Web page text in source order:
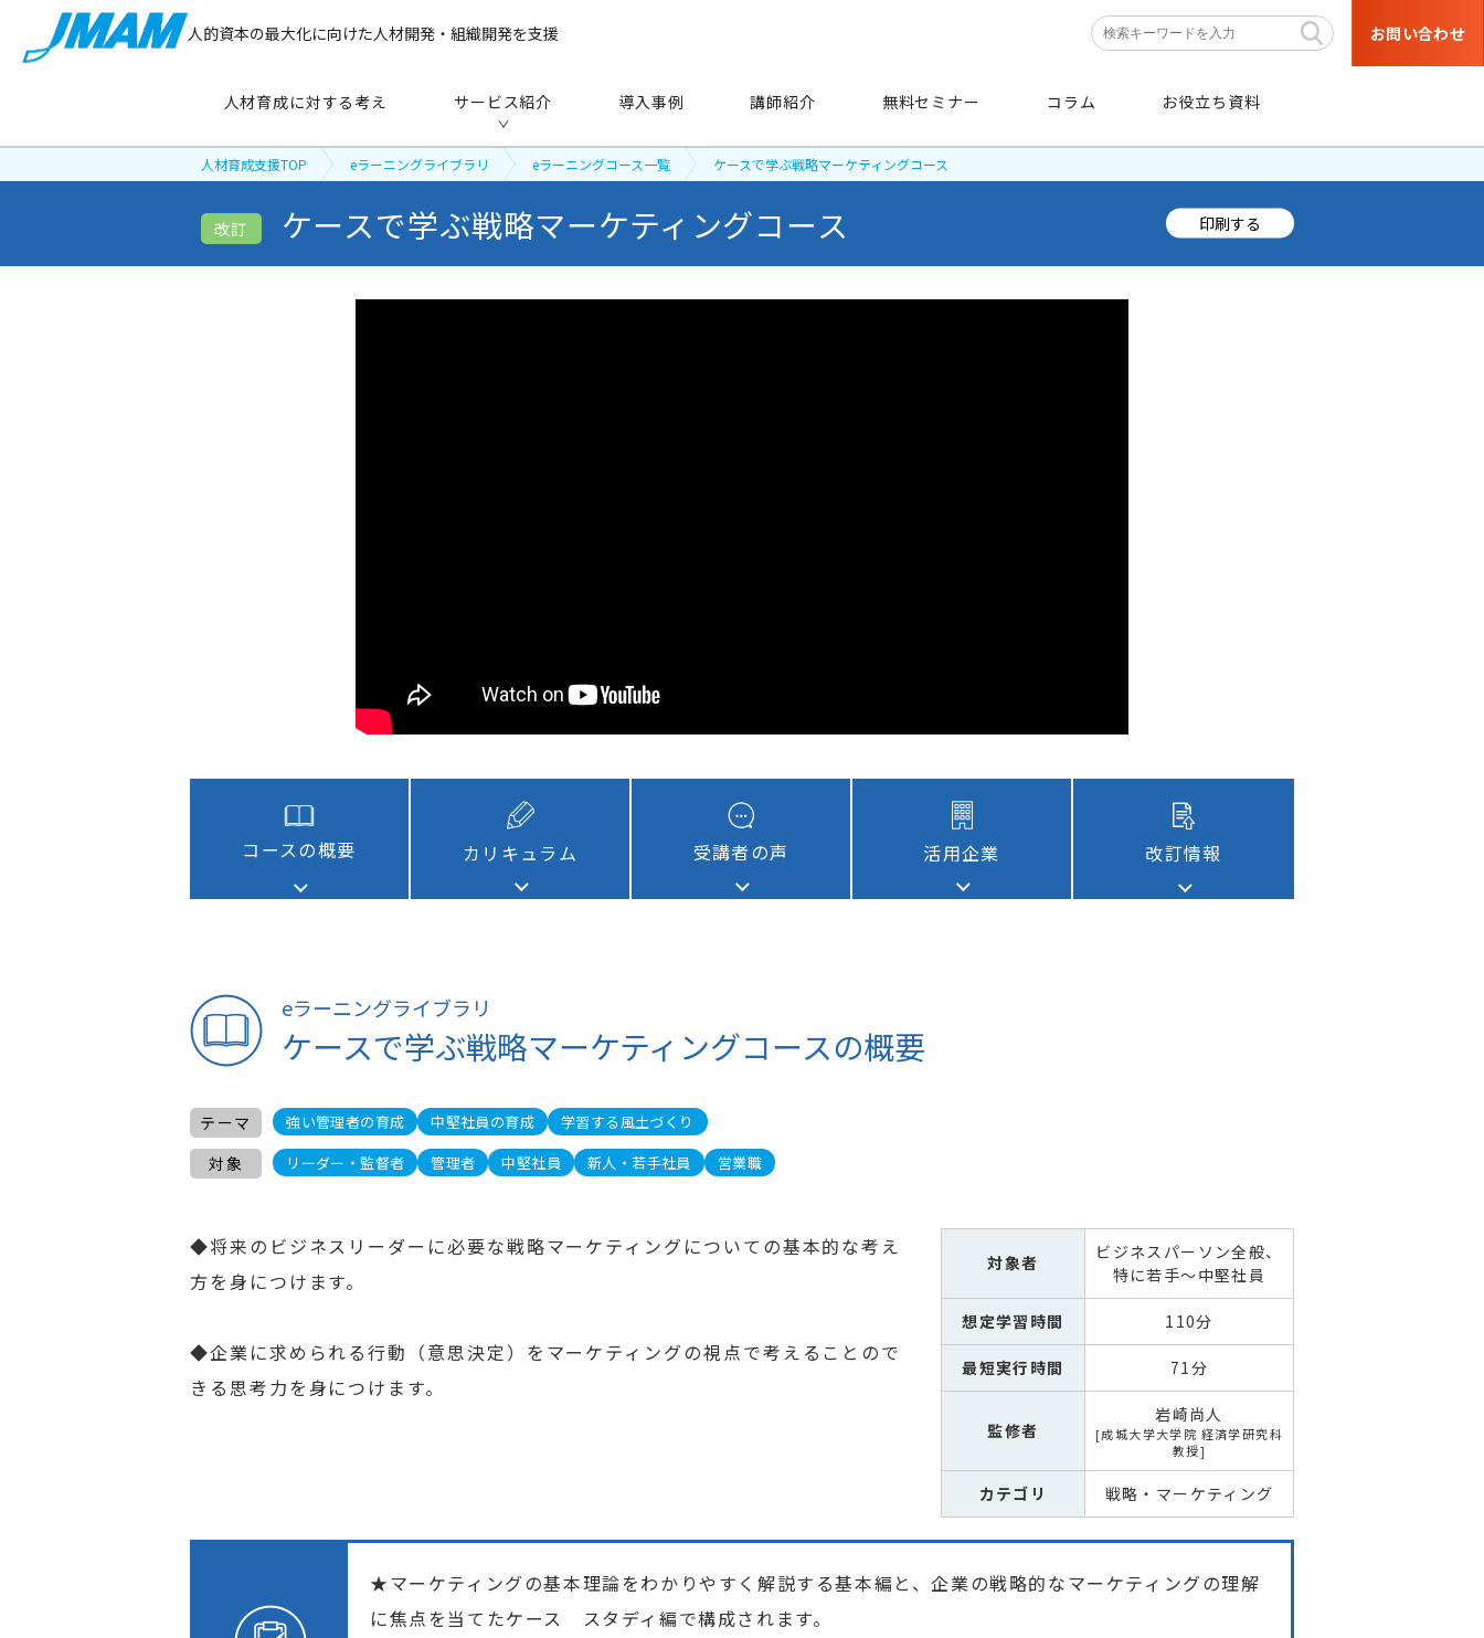
人的資本の最大化に向けた人材開発・組織開発を支援 お問い合わせ
人材育成に対する考え サービス紹介
サービス紹介
導入事例 講師紹介 無料セミナー コラム お役立ち資料
人材育成支援TOP eラーニングライブラリ eラーニングコース一覧 ケースで学ぶ戦略マーケティングコース
改訂 ケースで学ぶ戦略マーケティングコース 印刷する
コースの概要 カリキュラム 受講者の声 活用企業 改訂情報
eラーニングライブラリ
ケースで学ぶ戦略マーケティングコースの概要
テーマ 強い管理者の育成 中堅社員の育成 学習する風土づくり
対象 リーダー・監督者 管理者 中堅社員 新人・若手社員 営業職
◆将来のビジネスリーダーに必要な戦略マーケティングについての基本的な考え
方を身につけます。
◆企業に求められる行動（意思決定）をマーケティングの視点で考えることので
きる思考力を身につけます。
対象者
ビジネスパーソン全般、
特に若手～中堅社員
想定学習時間 110分
最短実行時間 71分
監修者
岩崎尚人
成城大学大学院 経済学研究科
教授
カテゴリ 戦略・マーケティング
★マーケティングの基本理論をわかりやすく解説する基本編と、企業の戦略的なマーケティングの理解
に焦点を当てたケース スタディ編で構成されます。